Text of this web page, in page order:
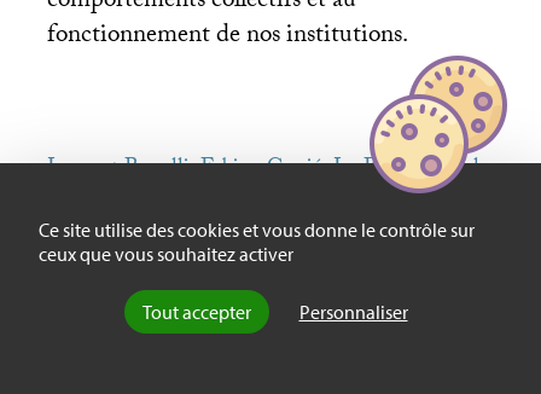
Ce site utilise des cookies et vous donne le contrôle sur
ceux que vous souhaitez activer
Tout accepter Personnaliser
fonctionnement de nos institutions.
Laurent Bonelli, Fabien Carrié, La Fabrique de la
radicalité. Une sociologie des jeunes djihadistes
français. Le Seuil, 2018, 312 p., 20 €.